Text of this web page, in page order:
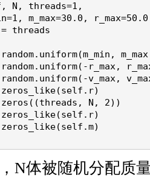
N, threads=1,
m_max=30.0,
threads
r_max,
v_max,
N, 2))
N体被随机分配质